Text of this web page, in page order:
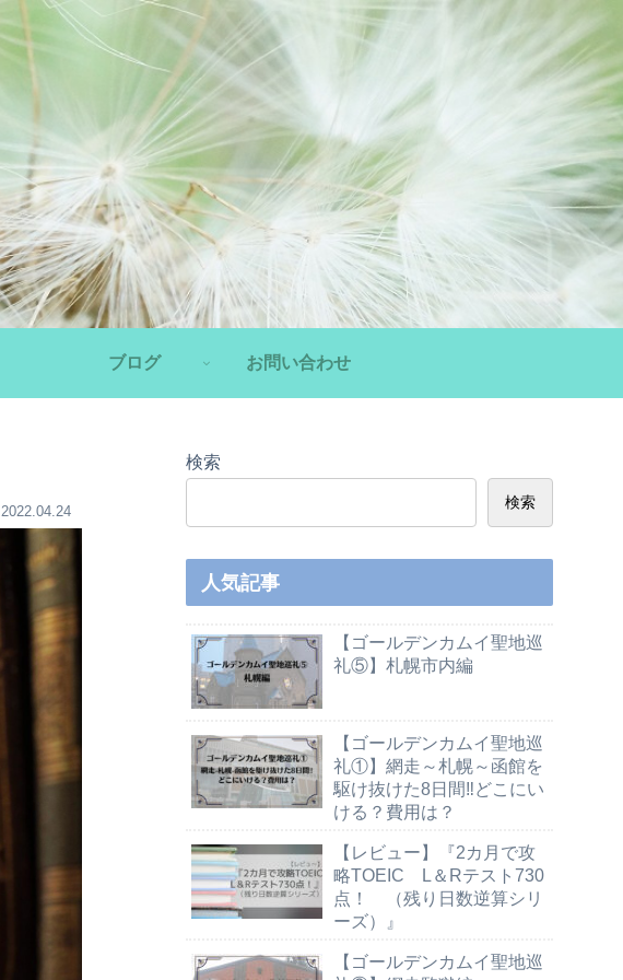
ブログ お問い合わせ
2022.04.24
検索
検索
人気記事
【ゴールデンカムイ聖地巡
礼⑤】札幌市内編
【ゴールデンカムイ聖地巡
礼①】網走～札幌～函館を
駆け抜けた8日間‼どこにい
ける？費用は？
【レビュー】『2カ月で攻
略TOEIC L＆Rテスト730
点！ （残り日数逆算シリ
ーズ）』
【ゴールデンカムイ聖地巡